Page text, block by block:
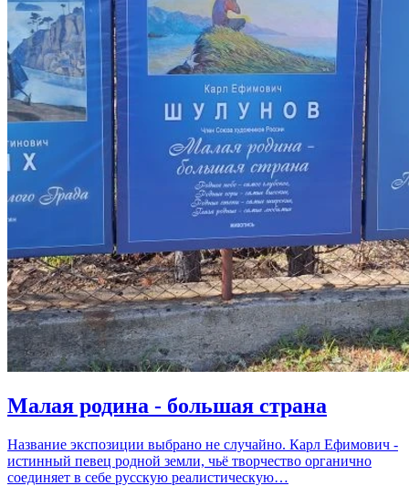
Малая родина - большая страна
Название экспозиции выбрано не случайно. Карл Ефимович -
истинный певец родной земли, чьё творчество органично
соединяет в себе русскую реалистическую…